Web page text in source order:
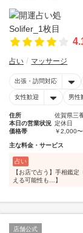
占い マッサージ
出張・訪問対応
女性歓迎 男性
住所
佐賀県三
本日の営業状況 定休日
価格帯
￥2,000
主な料金・サービス
占い
【お店で占う】手相鑑
える可能性も…】
店舗公式